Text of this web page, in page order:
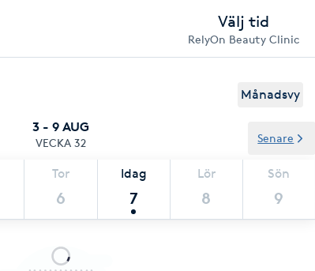
Välj tid
RelyOn Beauty Clinic
Månadsvy
3 - 9 AUG
VECKA 32
Tor
6
Idag
7
Lör
8
Sön
9
Senare